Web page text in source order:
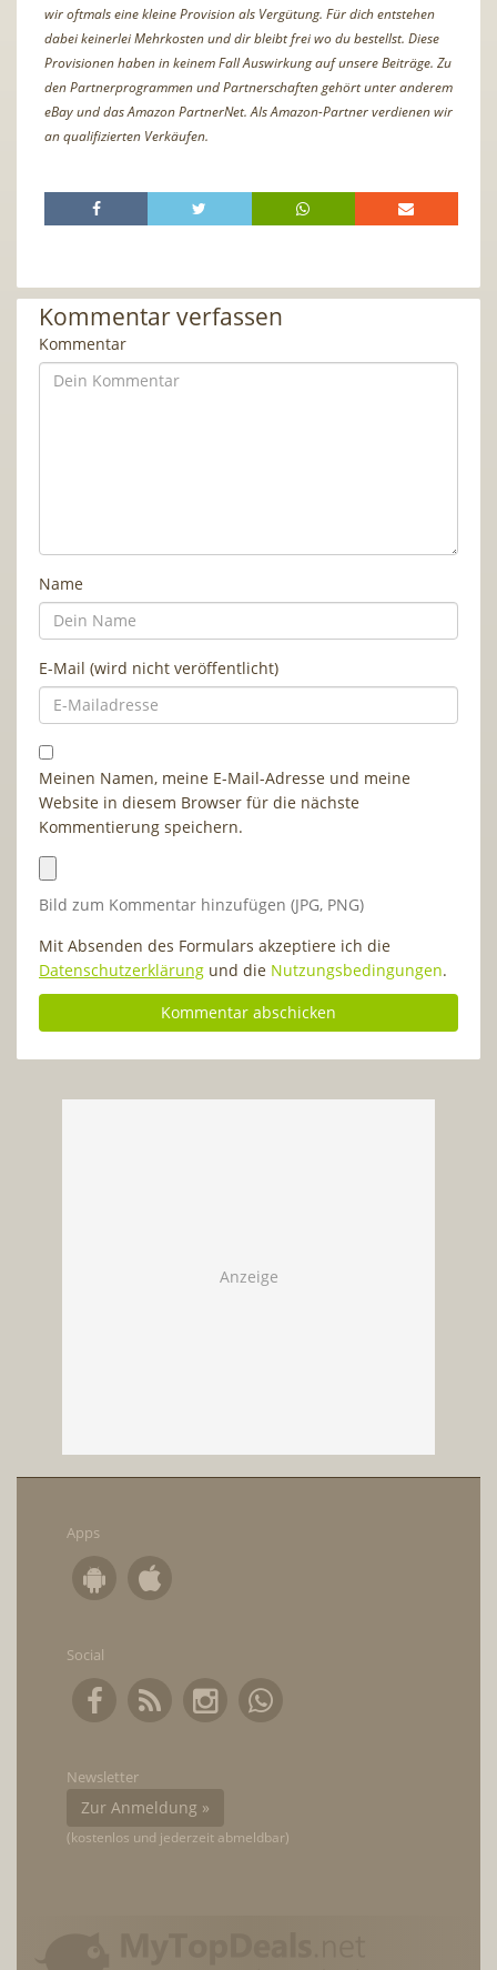
wir oftmals eine kleine Provision als Vergütung. Für dich entstehen
dabei keinerlei Mehrkosten und dir bleibt frei wo du bestellst. Diese
Provisionen haben in keinem Fall Auswirkung auf unsere Beiträge. Zu
den Partnerprogrammen und Partnerschaften gehört unter anderem
eBay und das Amazon PartnerNet. Als Amazon-Partner verdienen wir
an qualifizierten Verkäufen.
Kommentar verfassen
Kommentar
Name
E-Mail (wird nicht veröffentlicht)
Meinen Namen, meine E-Mail-Adresse und meine
Website in diesem Browser für die nächste
Kommentierung speichern.
Bild zum Kommentar hinzufügen (JPG, PNG)
Mit Absenden des Formulars akzeptiere ich die
Datenschutzerklärung und die Nutzungsbedingungen.
Apps
Social
Newsletter
Zur Anmeldung »
(kostenlos und jederzeit abmeldbar)